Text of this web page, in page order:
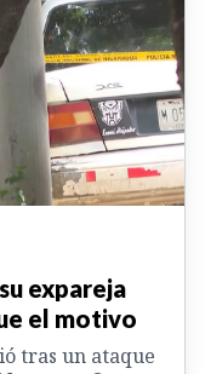
expareja
el motivo
tras un ataque